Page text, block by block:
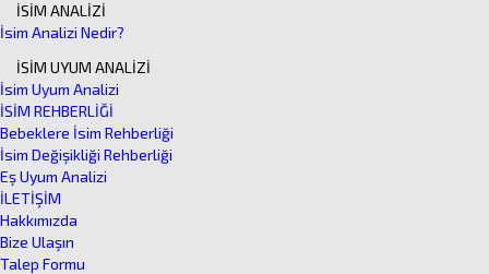
İSİM ANALİZİ
İsim Analizi Nedir?
İSİM UYUM ANALİZİ
İsim Uyum Analizi
İSİM REHBERLİĞİ
Bebeklere İsim Rehberliği
İsim Değişikliği Rehberliği
Eş Uyum Analizi
İLETİŞİM
Hakkımızda
Bize Ulaşın
Talep Formu